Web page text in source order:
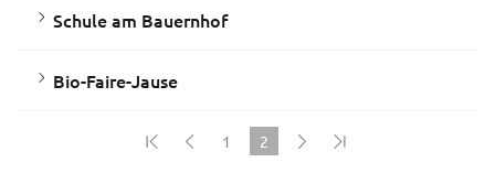
Schule am Bauernhof
Bio-Faire-Jause
1
2